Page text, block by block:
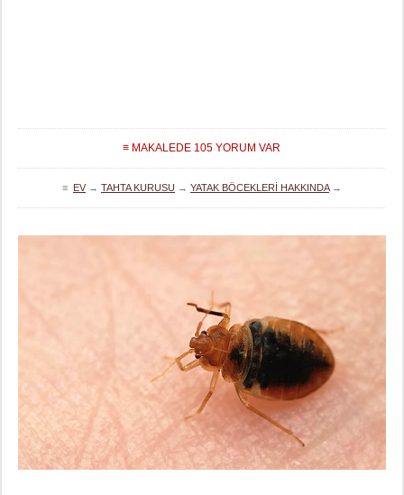
≡ MAKALEDE 105 YORUM VAR
≡ EV→ TAHTA KURUSU → YATAK BÖCEKLERI HAKKINDA→